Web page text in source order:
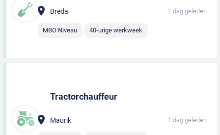
Breda 1 dag geleden
MBO Niveau 40-urige werkweek
Tractorchauffeur
Maurik 1 dag geleden